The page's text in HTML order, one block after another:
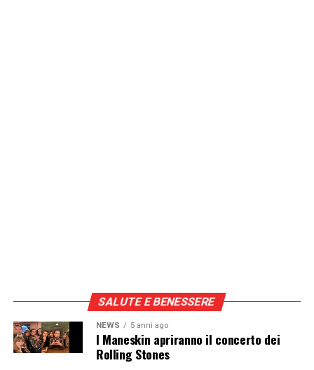
SALUTE E BENESSERE
NEWS 5 anni ago
I Maneskin apriranno il concerto dei
Rolling Stones